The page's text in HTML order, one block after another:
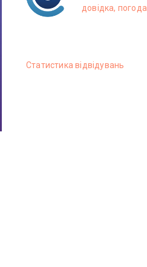
довідка, погода.
Статистика вiдвiдувань